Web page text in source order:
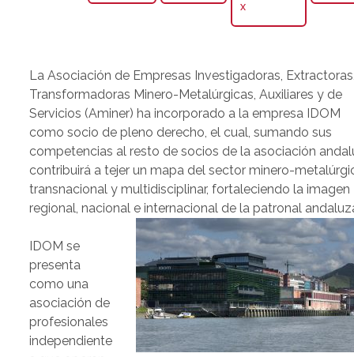
X
La Asociación de Empresas Investigadoras,
Transformadoras Minero-Metalúrgicas, Auxiliares y de
Servicios (Aminer) ha incorporado a la empresa IDOM
como socio de pleno derecho, el cual, sumando sus
competencias al resto de socios de la asociación
contribuirá a tejer un mapa del sector minero-
transnacional y multidisciplinar, fortaleciendo la imagen
regional, nacional e internacional de la patronal
IDOM se
presenta
como una
asociación de
profesionales
independiente